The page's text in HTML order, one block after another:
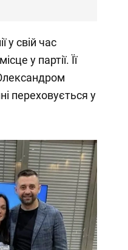
у свій час
у партії. Її
переховується у